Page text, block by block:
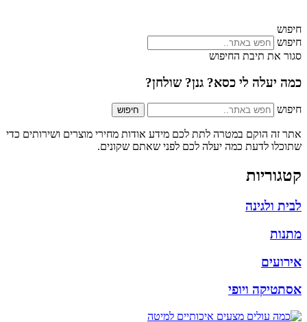
חיפוש
חיפוש
סגור את תיבת החיפוש
כמה יעלה לי כסא? גנן?שולחן?
חיפוש חיפוש
אתר זה הוקם במטרה לתת לכם מידע אודות מחירי מוצרים ושירותים כדי
שתוכלו לדעת כמה יעלה לכם לפני שאתם שקונים.
קטגוריות
לבית ולגינה
מתנות
אירועים
אסתטיקה ויופי